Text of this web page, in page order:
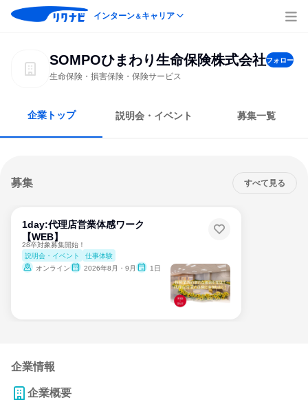
インターン＆キャリア
SOMPOひまわり生命保険株式会社フォロー
生命保険・損害保険・保険サービス
企業トップ 説明会・イベント 募集一覧
募集 すべて見る
1day:代理店営業体感ワーク
【WEB】
28卒対象募集開始！
説明会・イベント
仕事体験
オンライン
2026年8月・9月 1日
企業情報
企業概要